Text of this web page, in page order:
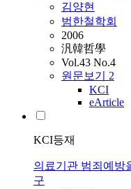
김양현
범한철학회
2006
汎韓哲學
Vol.43 No.4
원문보기 2
KCI
eArticle
KCI등재
의료기관 범죄예방
구